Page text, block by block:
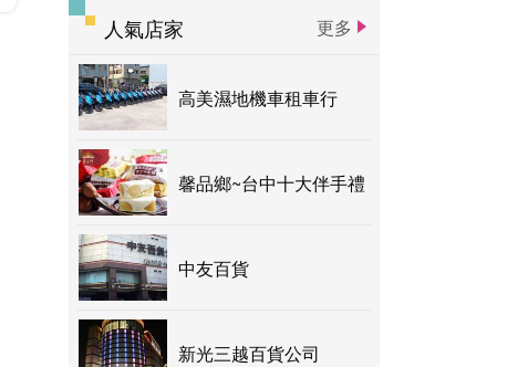
人氣店家 更多
高美濕地機車租車行
馨品鄉~台中十大伴手禮
中友百貨
新光三越百貨公司